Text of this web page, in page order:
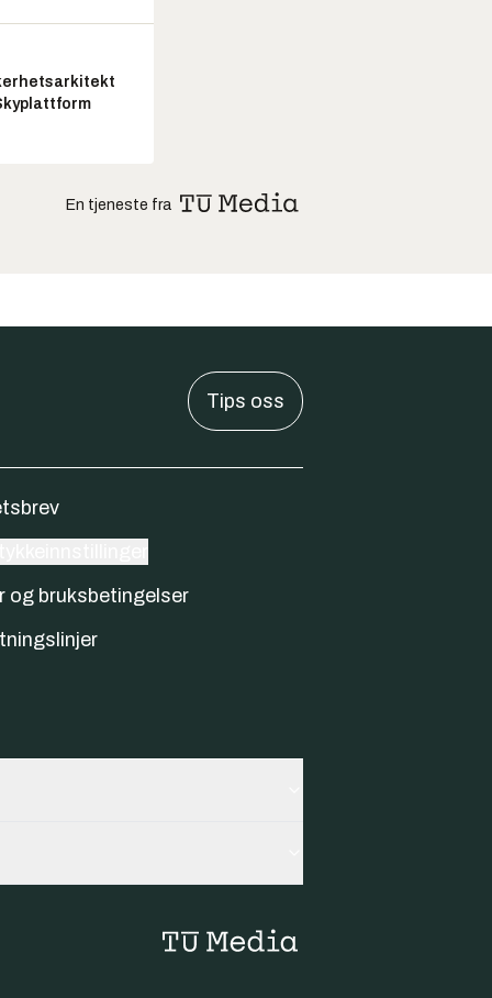
En tjeneste fra
Tips oss
og bruksbetingelser